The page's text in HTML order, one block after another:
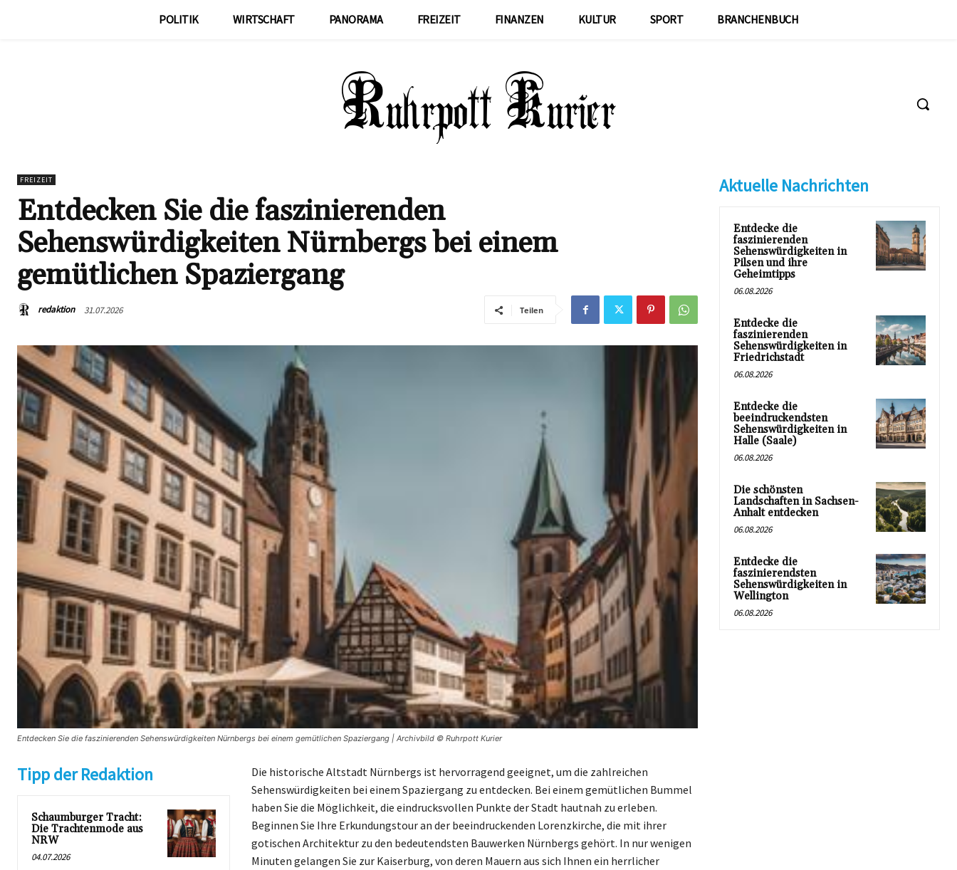
POLITIK WIRTSCHAFT PANORAMA FREIZEIT FINANZEN KULTUR SPORT BRANCHENBUCH
FREIZEIT
Entdecken Sie die faszinierenden
Sehenswürdigkeiten Nürnbergs bei einem
gemütlichen Spaziergang
redaktion 31.07.2026 Teilen
Entdecken Sie die faszinierenden Sehenswürdigkeiten Nürnbergs bei einem gemütlichen Spaziergang | Archivbild © Ruhrpott Kurier
Tipp der Redaktion
Schaumburger Tracht:
Die Trachtenmode aus
NRW
04.07.2026
Die historische Altstadt Nürnbergs ist hervorragend geeignet, um die zahlreichen
Sehenswürdigkeiten bei einem Spaziergang zu entdecken. Bei einem gemütlichen Bummel
haben Sie die Möglichkeit, die eindrucksvollen Punkte der Stadt hautnah zu erleben.
Beginnen Sie Ihre Erkundungstour an der beeindruckenden Lorenzkirche, die mit ihrer
gotischen Architektur zu den bedeutendsten Bauwerken Nürnbergs gehört. In nur wenigen
Minuten gelangen Sie zur Kaiserburg, von deren Mauern aus sich Ihnen ein herrlicher
Aktuelle Nachrichten
Entdecke die
faszinierenden
Sehenswürdigkeiten in
Pilsen und ihre
Geheimtipps
06.08.2026
Entdecke die
faszinierenden
Sehenswürdigkeiten in
Friedrichstadt
06.08.2026
Entdecke die
beeindruckendsten
Sehenswürdigkeiten in
Halle (Saale)
06.08.2026
Die schönsten
Landschaften in Sachsen-
Anhalt entdecken
06.08.2026
Entdecke die
faszinierendsten
Sehenswürdigkeiten in
Wellington
06.08.2026